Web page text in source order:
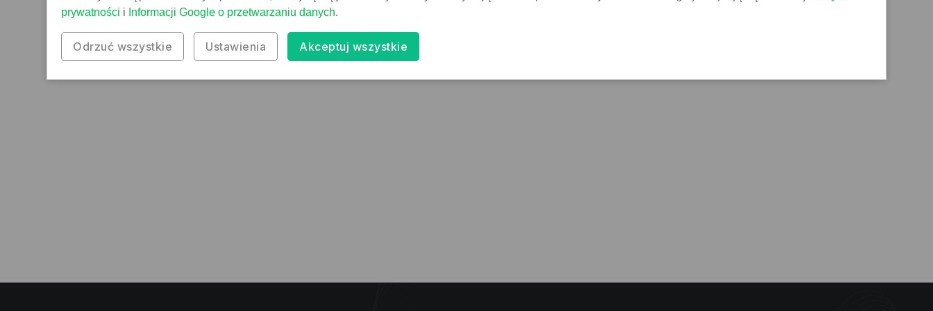
prywatności i Informacji Google o przetwarzaniu danych.
Odrzuć wszystkie Ustawienia Akceptuj wszystkie